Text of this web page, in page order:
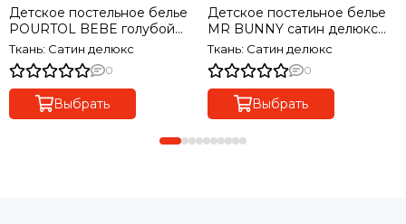
Детское постельное белье
POURTOL BEBE голубой
сатин делюкс TIVOLYO
HOME Турция
Ткань: Сатин делюкс
0
Выбрать
Детское постельное белье
MR BUNNY сатин делюкс
TIVOLYO HOME Турция
Ткань: Сатин делюкс
0
Выбрать